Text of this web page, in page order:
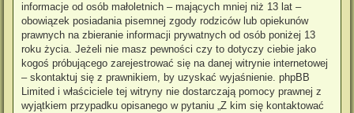
informacje od osób małoletnich – mających mniej niż 13 lat –
obowiązek posiadania pisemnej zgody rodziców lub opiekunów
prawnych na zbieranie informacji prywatnych od osób poniżej 13
roku życia. Jeżeli nie masz pewności czy to dotyczy ciebie jako
kogoś próbującego zarejestrować się na danej witrynie internetowej
– skontaktuj się z prawnikiem, by uzyskać wyjaśnienie. phpBB
Limited i właściciele tej witryny nie dostarczają pomocy prawnej z
wyjątkiem przypadku opisanego w pytaniu „Z kim się kontaktować